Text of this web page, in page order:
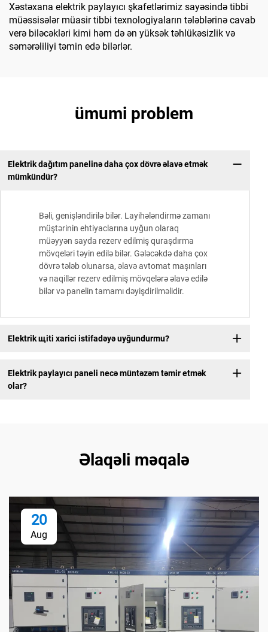
Xəstəxana elektrik paylayıcı şkafetlərimiz sayəsində tibbi
müəssisələr müasir tibbi texnologiyaların tələblərinə cavab
verə biləcəkləri kimi həm də ən yüksək təhlükəsizlik və
səmərəliliyi təmin edə bilərlər.
ümumi problem
Elektrik dağıtım panelinə daha çox dövrə əlavə etmək
mümkündür?
Bəli, genişləndirilə bilər. Layihələndirmə zamanı
müştərinin ehtiyaclarına uyğun olaraq
müəyyən sayda rezerv edilmiş quraşdırma
mövqeləri təyin edilə bilər. Gələcəkdə daha çox
dövrə tələb olunarsa, əlavə avtomat maşınları
və naqillər rezerv edilmiş mövqelərə əlavə edilə
bilər və panelin tamamı dəyişdirilməlidir.
Elektrik щiti xarici istifadəyə uyğundurmu?
Elektrik paylayıcı paneli necə müntəzəm təmir etmək
olar?
Əlaqəli məqalə
20
Aug